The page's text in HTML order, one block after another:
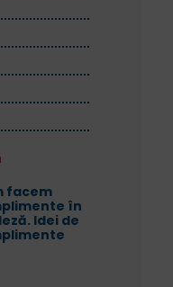
facem
în
Idei de